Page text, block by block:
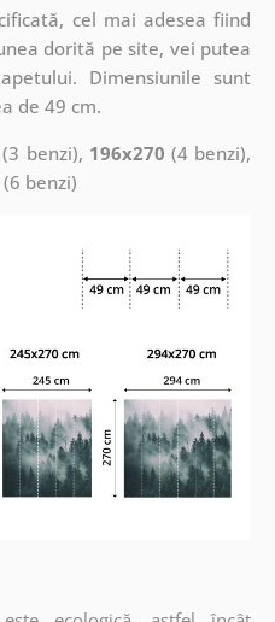
cel mai adesea fiind
dorită pe site, vei putea
Dimensiunile sunt
de 49 cm.
(3 benzi), 196x270 (4 benzi),
(6 benzi)